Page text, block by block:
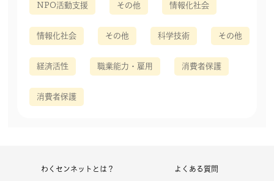
NPO活動支援 その他 情報化社会
情報化社会 その他 科学技術 その他
経済活性 職業能力・雇用 消費者保護
消費者保護
わくセンネットとは？ よくある質問